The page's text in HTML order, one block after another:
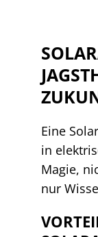
Eine
in
Magie,
nur